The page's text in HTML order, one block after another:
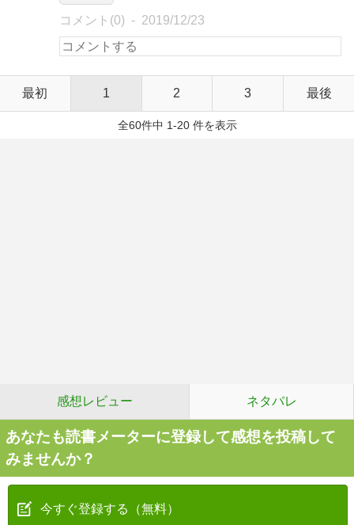
コメント(0) 2019/12/23
最初 1 2 3 最後
全60件中 1-20 件を表示
感想レビュー ネタバレ
あなたも読書メーターに登録して感想を投稿して
みませんか？
今すぐ登録する（無料）